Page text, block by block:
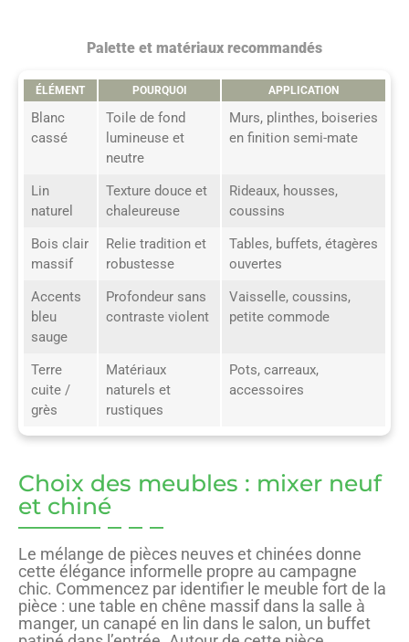
Palette et matériaux recommandés
ÉLÉMENT POURQUOI APPLICATION
Blanc
cassé
Toile de fond
lumineuse et
neutre
Murs, plinthes, boiseries
en finition semi-mate
Lin
naturel
Texture douce et
chaleureuse
Rideaux, housses,
coussins
Bois clair
massif
Relie tradition et
robustesse
Tables, buffets, étagères
ouvertes
Accents
bleu
sauge
Profondeur sans
contraste violent
Vaisselle, coussins,
petite commode
Terre
cuite /
grès
Matériaux
naturels et
rustiques
Pots, carreaux,
accessoires
Choix des meubles : mixer neuf
et chiné
Le mélange de pièces neuves et chinées donne
cette élégance informelle propre au campagne
chic. Commencez par identifier le meuble fort de la
pièce : une table en chêne massif dans la salle à
manger, un canapé en lin dans le salon, un buffet